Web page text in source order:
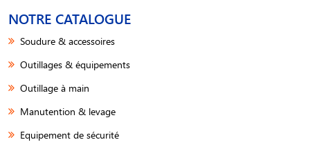
NOTRE CATALOGUE
Soudure & accessoires
Outillages & équipements
Outillage à main
Manutention & levage
Equipement de sécurité